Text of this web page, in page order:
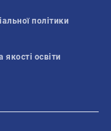
політики
освіти